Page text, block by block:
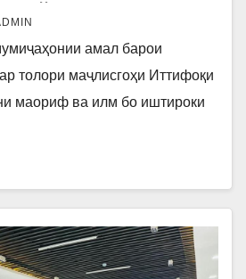
РЎЗИ
АМАЛ БАРОИ
амал барои
толори маҷлисгоҳи Иттифоқи
маориф ва илм бо иштироки